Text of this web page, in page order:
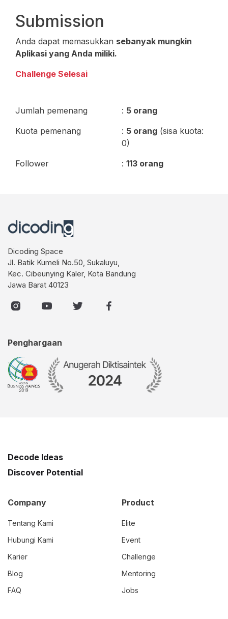
Submission
Anda dapat memasukkan sebanyak mungkin
Aplikasi yang Anda miliki.
Challenge Selesai
Jumlah pemenang : 5 orang
Kuota pemenang
: 5 orang (sisa kuota:
0)
Follower
: 113 orang
Dicoding Space
Jl. Batik Kumeli No.50, Sukaluyu,
Kec. Cibeunying Kaler, Kota Bandung
Jawa Barat 40123
Penghargaan
Decode Ideas
Discover Potential
Company
Tentang Kami
Hubungi Kami
Karier
Blog
FAQ
Product
Elite
Event
Challenge
Mentoring
Jobs